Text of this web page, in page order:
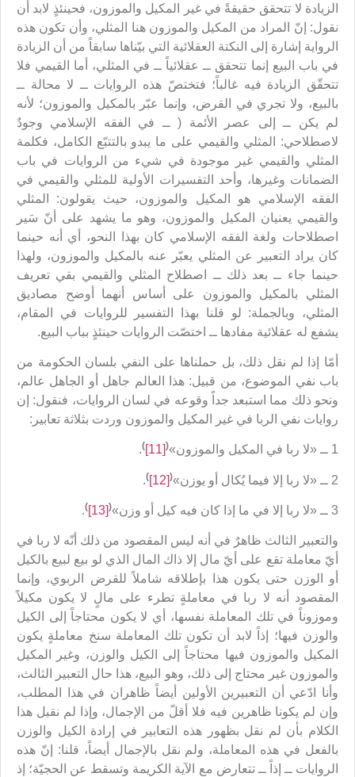
الزيادة لا تتحقق حقيقةً في غير المكيل والموزون، فحينئذٍ لابد أن
نقول: إنّ المراد من المكيل والموزون هنا المثلي، وأن تكون هذه
الرواية إشارة إلى النكتة العقلائية التي بيّناها سابقاً من أن الزيادة
في باب البيع إنما تتحقق ــ عقلائياً ــ في المثلي، أما القيمي فلا
تتحقّق الزيادة فيه غالباً؛ فتختصّ هذه الروايات ــ لا محالة ــ
بالبيع، ولا تجري في القرض، وإنما عبّر بالمكيل والموزون؛ لأنه
لم يكن ــ إلى عصر الأئمة ( ــ في الفقه الإسلامي وجودٌ
لاصطلاحي: المثلي والقيمي على ما يبدو بالتتبّع الكامل، فكلمة
المثلي والقيمي غير موجودة في شيء من الروايات في باب
الضمانات وغيرها، وأحد التفسيرات الأولية للمثلي والقيمي في
الفقه الإسلامي هو المكيل والموزون، حيث يقولون: المثلي
والقيمي يعنيان المكيل والموزون، وهو ما يشهد على أنّ سَير
اصطلاحات ولغة الفقه الإسلامي كان بهذا النحو، أي أنه حينما
كان يراد التعبير عن المثلي يعبّر عنه بالمكيل والموزون، ولهذا
حينما جاء ــ بعد ذلك ــ اصطلاح المثلي والقيمي بقي تعريف
المثلي بالمكيل والموزون على أساس أنهما أوضح مصاديق
المثلي، وبالجملة: لو قلنا بهذا التفسير للروايات في المقام،
يشفع له عقلائية مفادها ــ اختصّت الروايات حينئذٍ بباب البيع.
أمّا إذا لم نقل ذلك، بل حملناها على النفي بلسان الحكومة من
باب نفي الموضوع، من قبيل: هذا العالم جاهل أو الجاهل عالم،
ونحو ذلك مما استبعد جداً وقوعه في لسان الروايات، فنقول: إن
روايات نفي الربا في غير المكيل والموزون وردت بثلاثة تعابير:
1 ــ «لا ربا في المكيل والموزون» (
[11]
)
.
2 ــ «لا ربا إلا فيما يُكال أو يوزن» (
[12]
)
.
3 ــ «لا ربا إلا في ما إذا كان فيه كيل أو وزن» (
[13]
)
.
والتعبير الثالث ظاهرٌ في أنه ليس المقصود من ذلك أنّه لا ربا في
أيّ معاملة تقع على أيّ مال إلا ذاك المال الذي لو بيع لبيع بالكيل
أو الوزن حتى يكون هذا بإطلاقه شاملاً للقرض الربوي، وإنما
المقصود أنه لا ربا في معاملةٍ تطرء على مالٍ لا يكون مكيلاً
وموزوناً في تلك المعاملة نفسها، أي لا يكون محتاجاً إلى الكيل
والوزن فيها؛ إذاً لابد أن تكون تلك المعاملة سنخ معاملةٍ يكون
المكيل والموزون فيها محتاجاً إلى الكيل والوزن، وغير المكيل
والموزون غير محتاج إلى ذلك، وهو البيع، هذا حال التعبير الثالث،
وأنا ادّعي أن التعبيرين الأولين أيضاً ظاهران في هذا المطلب،
وإن لم يكونا ظاهرين فيه فلا أقلّ من الإجمال، وإذا لم نقبل هذا
الكلام بأن لم نقل بظهور هذه التعابير في إرادة الكيل والوزن
بالفعل في هذه المعاملة، ولم نقل بالإجمال أيضاً، قلنا: إنّ هذه
الروايات ــ إذاً ــ تتعارض مع الآية الكريمة وتسقط عن الحجيّة؛ إذ